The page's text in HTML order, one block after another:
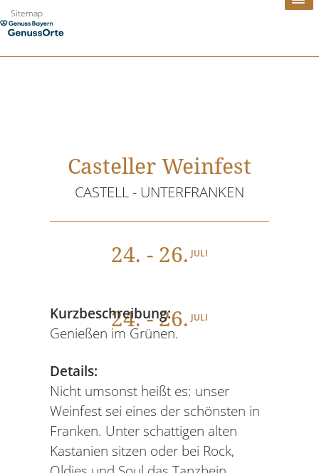
Zum
Inhalt
Sitemap
Casteller Weinfest
CASTELL - UNTERFRANKEN
24. - 26. JULI
24. - 26. JULI
Kurzbeschreibung:
Genießen im Grünen.
Details:
Nicht umsonst heißt es: unser
Weinfest sei eines der schönsten in
Franken. Unter schattigen alten
Kastanien sitzen oder bei Rock,